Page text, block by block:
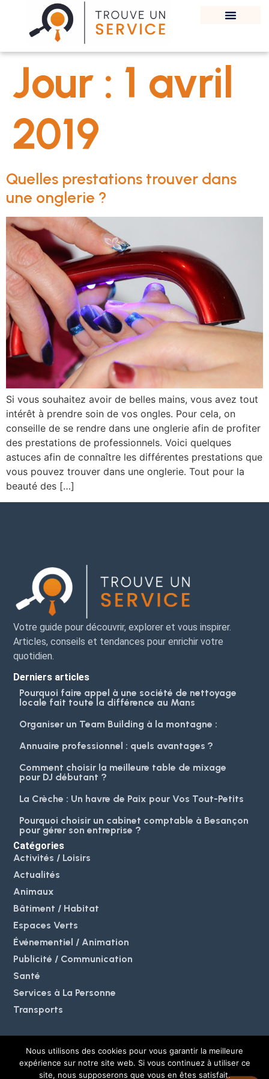
Jour : 1 avril
2019
Quelles prestations trouver dans
une onglerie ?
Si vous souhaitez avoir de belles mains, vous avez tout
intérêt à prendre soin de vos ongles. Pour cela, on
conseille de se rendre dans une onglerie afin de profiter
des prestations de professionnels. Voici quelques
astuces afin de connaître les différentes prestations que
vous pouvez trouver dans une onglerie. Tout pour la
beauté des […]
Votre guide pour découvrir, explorer et vous inspirer.
Articles, conseils et tendances pour enrichir votre
quotidien.
Derniers articles
Pourquoi faire appel à une société de nettoyage
locale fait toute la différence au Mans
Organiser un Team Building à la montagne :
Annuaire professionnel : quels avantages ?
Comment choisir la meilleure table de mixage
pour DJ débutant ?
La Crèche : Un havre de Paix pour Vos Tout-Petits
Pourquoi choisir un cabinet comptable à Besançon
pour gérer son entreprise ?
Catégories
Activités / Loisirs
Actualités
Animaux
Bâtiment / Habitat
Espaces Verts
Événementiel / Animation
Publicité / Communication
Santé
Services à La Personne
Transports
© 2025 MeoBlog. Tous
Mentions légales et politique de
Nous utilisons des cookies pour vous garantir la meilleure
expérience sur notre site web. Si vous continuez à utiliser ce
site, nous supposerons que vous en êtes satisfait.